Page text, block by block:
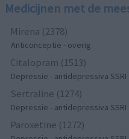
Medicijnen met de
Mirena (2378)
Anticonceptie - overig
Citalopram (1513)
Depressie - antidepressiva SSRI
Sertraline (1274)
Depressie - antidepressiva SSRI
Paroxetine (1272)